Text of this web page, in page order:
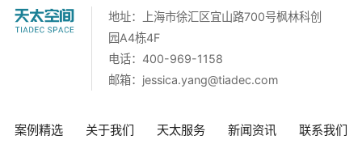
地址：上海市徐汇区宜山路700号枫林科创
园A4栋4F
电话：400-969-1158
邮箱： jessica.yang@tiadec.com
案例精选 关于我们 天太服务 新闻资讯 联系我们